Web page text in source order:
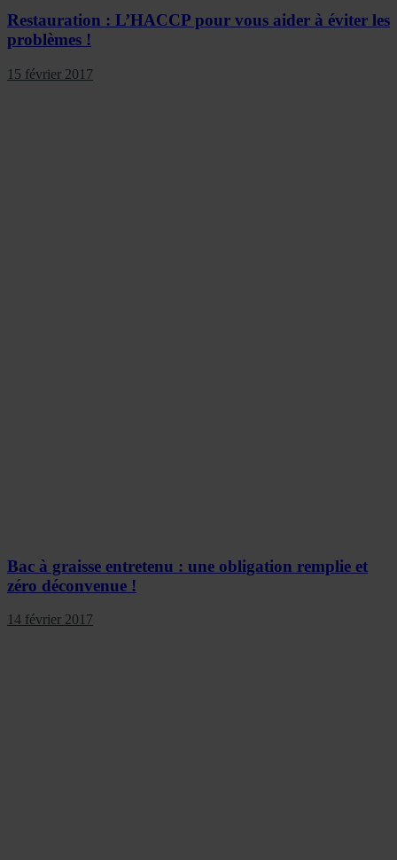
Restauration : L’HACCP pour vous aider à éviter les
problèmes !
15 février 2017
Bac à graisse entretenu : une obligation remplie et
zéro déconvenue !
14 février 2017